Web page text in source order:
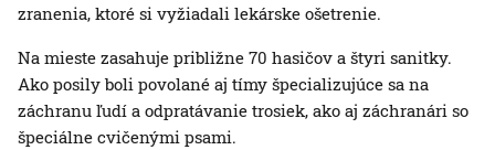
zranenia, ktoré si vyžiadali lekárske ošetrenie.
Na mieste zasahuje približne 70 hasičov a štyri sanitky.
Ako posily boli povolané aj tímy špecializujúce sa na
záchranu ľudí a odpratávanie trosiek, ako aj záchranári so
špeciálne cvičenými psami.